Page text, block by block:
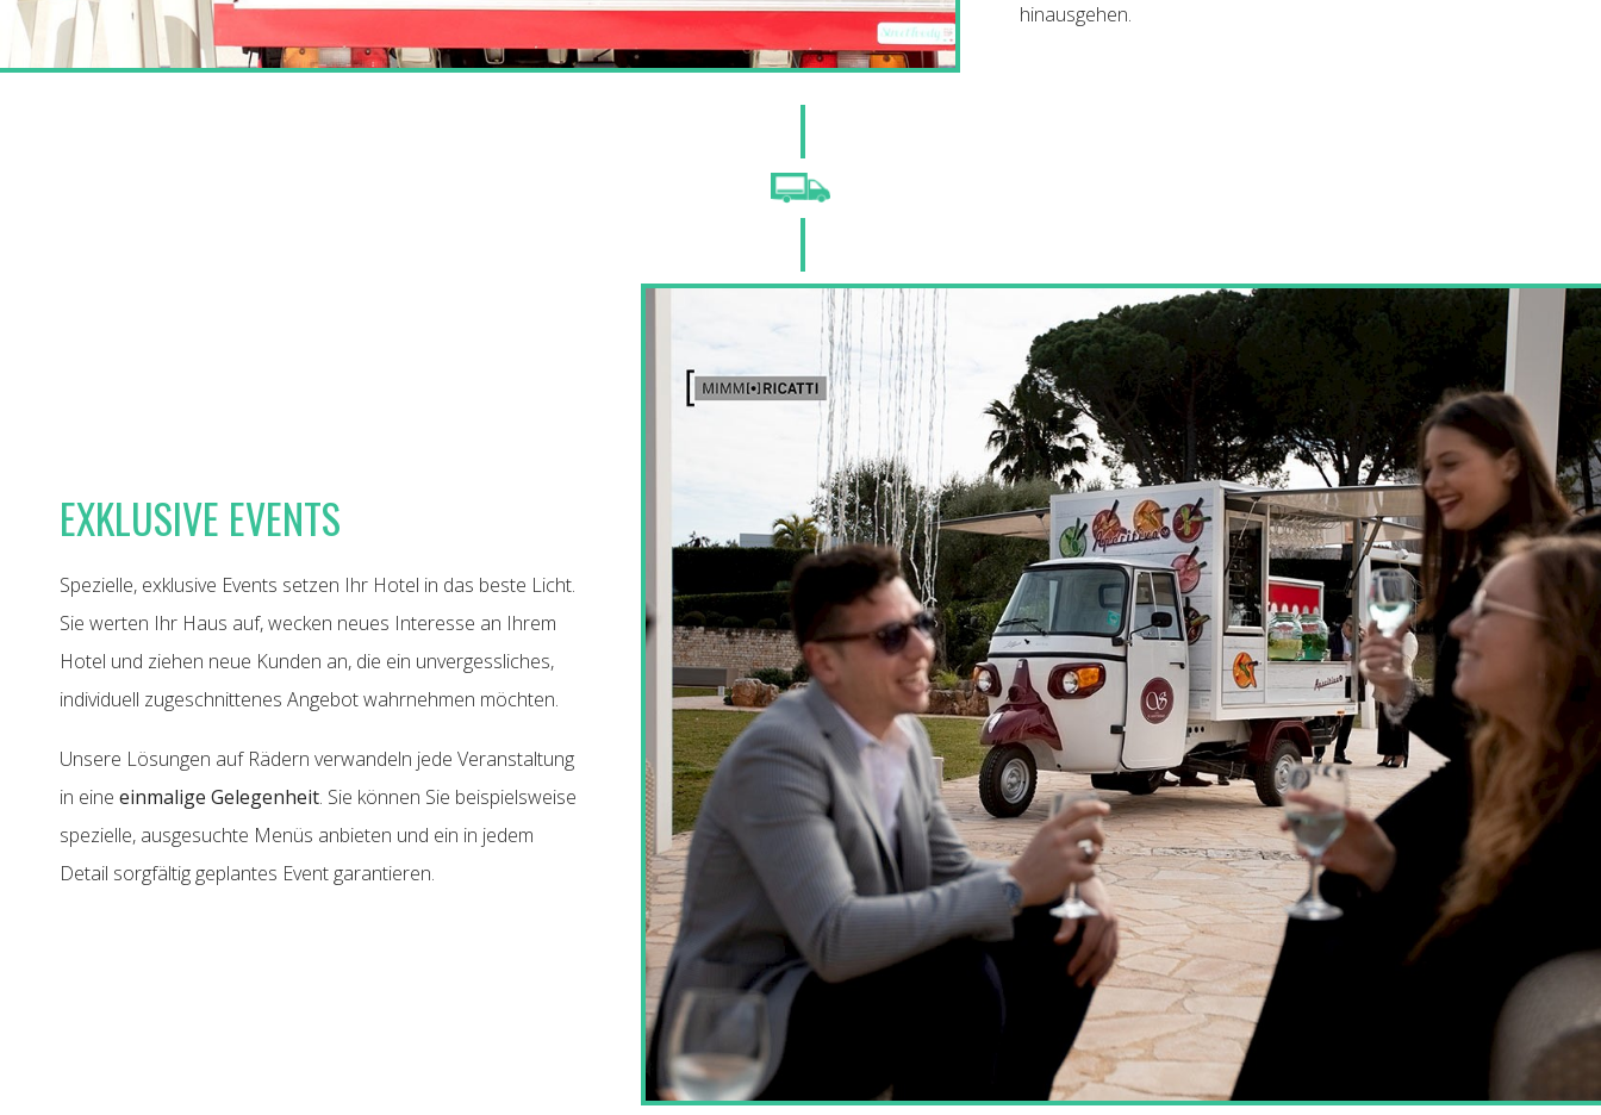
hinausgehen.
EXKLUSIVE EVENTS
Spezielle, exklusive Events setzen Ihr Hotel in das beste Licht.
Sie werten Ihr Haus auf, wecken neues Interesse an Ihrem
Hotel und ziehen neue Kunden an, die ein unvergessliches,
individuell zugeschnittenes Angebot wahrnehmen möchten.
Unsere Lösungen auf Rädern verwandeln jede Veranstaltung
in eine einmalige Gelegenheit. Sie können Sie beispielsweise
spezielle, ausgesuchte Menüs anbieten und ein in jedem
Detail sorgfältig geplantes Event garantieren.